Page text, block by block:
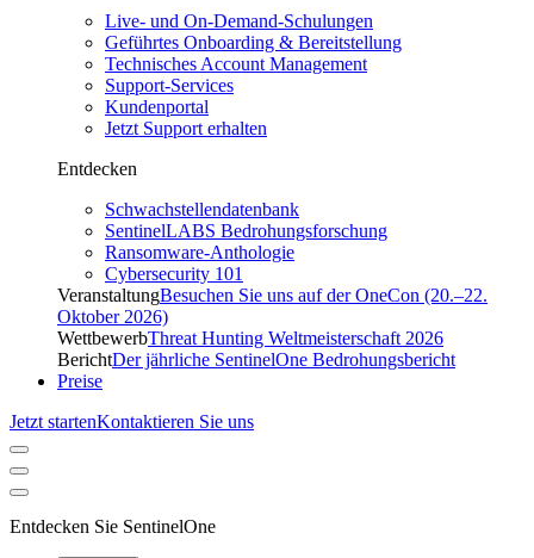
Live- und On-Demand-Schulungen
Geführtes Onboarding & Bereitstellung
Technisches Account Management
Support-Services
Kundenportal
Jetzt Support erhalten
Entdecken
Schwachstellendatenbank
SentinelLABS Bedrohungsforschung
Ransomware-Anthologie
Cybersecurity 101
VeranstaltungBesuchen Sie uns auf der OneCon (20.–22.
Oktober 2026)
WettbewerbThreat Hunting Weltmeisterschaft 2026
BerichtDer jährliche SentinelOne Bedrohungsbericht
Preise
Jetzt startenKontaktieren Sie uns
Entdecken Sie SentinelOne